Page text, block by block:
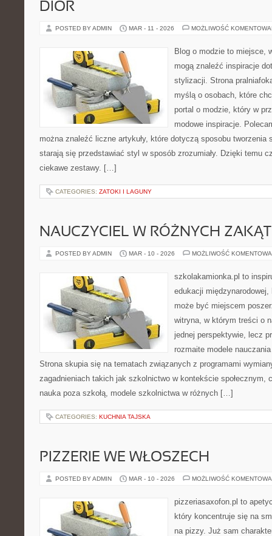
DIOR
POSTED BY ADMIN MAR - 11 - 2026 MOŻLIWOŚĆ
Blog o modzie to miejsce,
mogą znaleźć inspiracje
stylizacji. Strona
myślą o osobach, które
portal o modzie, który w
modowe inspiracje.
można znaleźć liczne artykuły, które dotyczą sposobu
starają się przedstawiać styl w sposób zrozumiały. Dzięki temu
ciekawe zestawy. […]
CATEGORIES: ZATOKI I LAGUNY
NAUCZYCIEL W RÓŻNYCH
POSTED BY ADMIN MAR - 10 - 2026 MOŻLIWOŚĆ
szkolakamionka.pl to
edukacji
może być miejscem
witryna, w którym treści o
jednej perspektywie, lecz
rozmaite modele
Strona skupia się na tematach związanych z programami
zagadnieniach takich jak szkolnictwo w kontekście społecznym,
nauka poza szkołą, modele szkolnictwa w różnych […]
CATEGORIES: KUCHNIA TAJSKA
PIZZERIE WE WŁOSZECH
POSTED BY ADMIN MAR - 10 - 2026 MOŻLIWOŚĆ
pizzeriasaxofon.pl to
który koncentruje się na
na pizzy. Już sam